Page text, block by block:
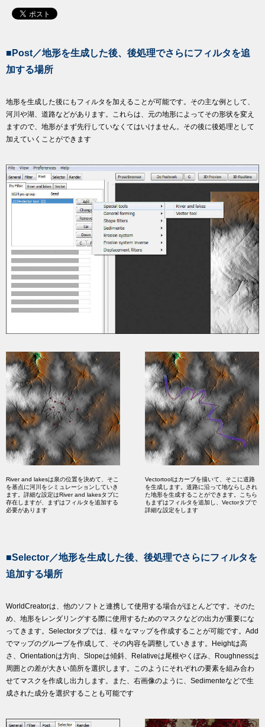
■Post／地形を生成した後、後処理でさらにフィルタを追
加する場所
地形を生成した後にもフィルタを加えることが可能です。その主な例として、
河川や湖、道路などがあります。これらは、元の地形によってその形状を変え
ますので、地形がまず先行していなくてはいけません。その後に後処理として
加えていくことができます
River and lakesは泉の位置を決めて、そこ
を基点に河川をシミュレーションしていき
ます。詳細な設定はRiver and lakesタブに
存在しますが、まずはフィルタを追加する
必要があります
Vectortoolはカーブを描いて、そこに道路
を生成します。道路に沿って地ならしされ
た地形を生成することができます。こちら
もまずはフィルタを追加し、Vectorタブで
詳細な設定をします
■Selector／地形を生成した後、後処理でさらにフィルタを
追加する場所
WorldCreatorは、他のソフトと連携して使用する場合がほとんどです。そのた
め、地形をレンダリングする際に使用するためのマスクなどの出力が重要にな
ってきます。Selectorタブでは、様々なマップを作成することが可能です。Add
でマップのグループを作成して、その内容を調整していきます。Heightは高
さ、Orientationは方向、Slopeは傾斜、Relativeは尾根やくぼみ、Roughnessは
周囲との差が大きい箇所を選択します。このようにそれぞれの要素を組み合わ
せてマスクを作成し出力します。また、右画像のように、Sedimenteなどで生
成された成分を選択することも可能です